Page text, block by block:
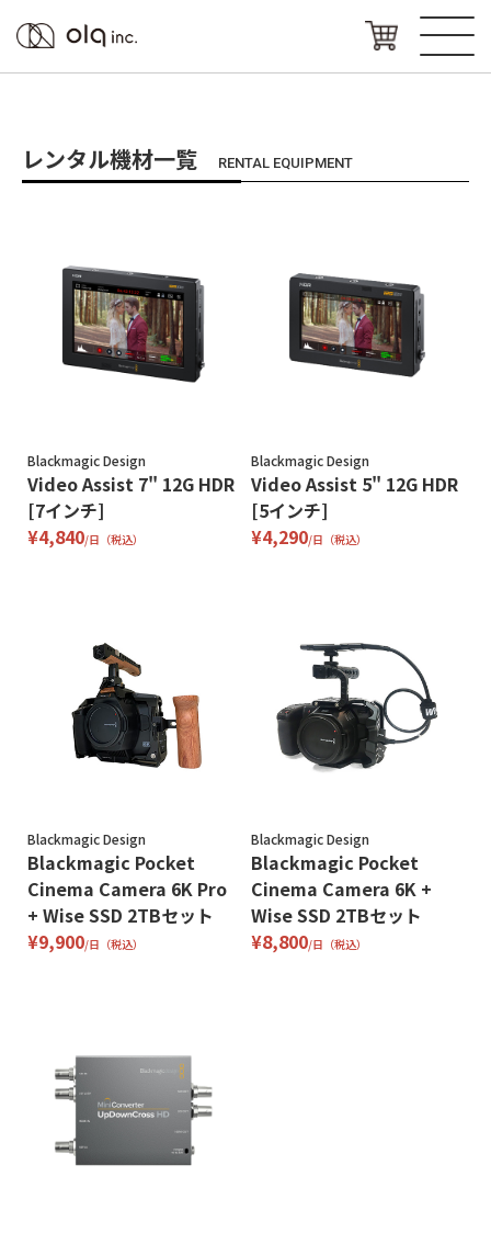
レンタル機材一覧 RENTAL EQUIPMENT
Blackmagic Design
Video Assist 7" 12G HDR
[7インチ]
¥4,840/日（税込）
Blackmagic Design
Video Assist 5" 12G HDR
[5インチ]
¥4,290/日（税込）
Blackmagic Design
Blackmagic Pocket
Cinema Camera 6K Pro
+ Wise SSD 2TBセット
¥9,900/日（税込）
Blackmagic Design
Blackmagic Pocket
Cinema Camera 6K +
Wise SSD 2TBセット
¥8,800/日（税込）